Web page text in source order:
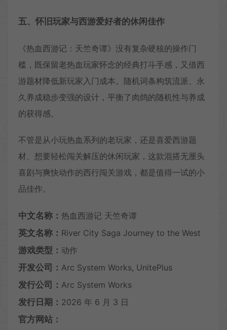
五、怀旧玩家与西游爱好者的休闲佳作
《热血西游记：天竺奇谭》没有复杂硬核的操作门
槛，既保留老热血玩家怀念的经典打斗手感，又借西
游题材降低新玩家入门成本。随机词条构筑流派、永
久养成稳步变强的设计，平衡了肉鸽的随机性与养成
的获得感。
不管是从小玩热血系列的老玩家，还是喜爱西游题
材、想要轻松闯关解压的休闲玩家，这款混搭无厘头
喜剧与爽快动作的西行闯关游戏，都是值得一试的小
品佳作。
中文名称： 热血西游记 天竺奇谭
英文名称： River City Saga Journey to the West
游戏类型： 动作
开发公司： Arc System Works, UnitePlus
发行公司： Arc System Works
发行日期： 2026 年 6 月 3 日
官方网站：